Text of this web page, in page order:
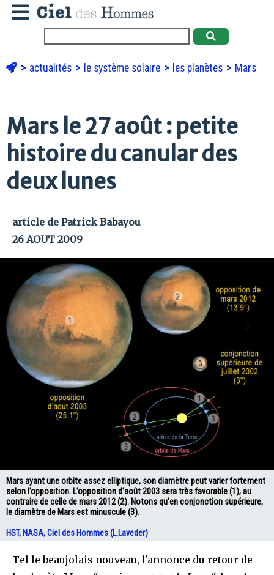
actualités le système solaire les planètes Mars
Mars le 27 août : petite
histoire du canular des
deux lunes
article de Patrick Babayou
26 AOUT 2009
Mars ayant une orbite assez elliptique, son diamètre peut varier fortement
selon l’opposition. L’opposition d’août 2003 sera très favorable (1), au
contraire de celle de mars 2012 (2). Notons qu’en conjonction supérieure,
le diamètre de Mars est minuscule (3).
HST, NASA, Ciel des Hommes (L.Laveder)
Tel le beaujolais nouveau, l'annonce du retour de